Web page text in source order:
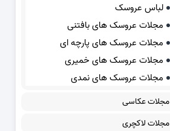
لباس عروسک
مجلات عروسک های بافتنی
مجلات عروسک های پارچه ای
مجلات عروسک های خمیری
مجلات عروسک های نمدی
مجلات عکاسی
مجلات لاکچری